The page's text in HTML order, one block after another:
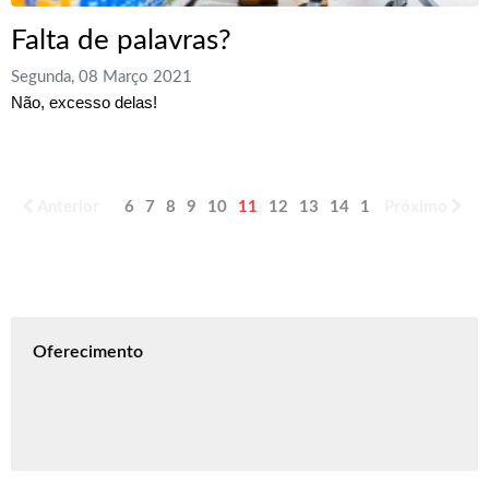
Falta de palavras?
Segunda, 08 Março 2021
Não, excesso delas!
6 7 8 9 10 11 12 13 14 15
Oferecimento